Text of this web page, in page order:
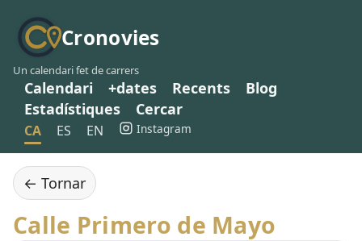
Cronovies
Un calendari fet de carrers
Calendari +dates Recents
Blog
Estadístiques
Cercar
CA ES EN Instagram
← Tornar
Calle Primero de Mayo